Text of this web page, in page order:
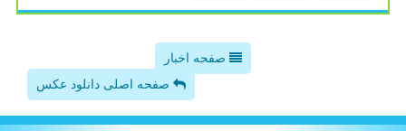
صفحه اخبار
صفحه اصلی دانلود عکس